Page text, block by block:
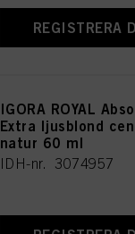
REGISTRERA
IGORA ROYAL
Extra ljusblond
natur 60 ml
IDH-nr. 3074957